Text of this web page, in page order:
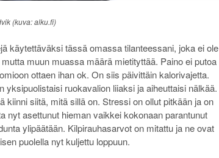
(kuva: alku.fi)
käytettäväksi tässä omassa tilanteessani, joka ei ole
muun muassa määrä mietityttää. Paino ei putoa
ottaen ihan ok. On siis päivittäin kalorivajetta.
ruokavalion liiaksi ja aiheuttaisi nälkää.
kiinni siitä, mitä sillä on. Stressi on ollut pitkään ja on
nyt asettunut hieman vaikkei kokonaan parantunut
ylipäätään. Kilpirauhasarvot on mitattu ja ne ovat
puolella nyt kuljettu loppuun.